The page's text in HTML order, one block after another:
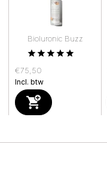
Bioluronic Buzz
€75,50
Incl. btw